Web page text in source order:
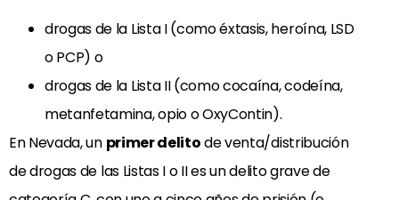
drogas de la Lista I (como éxtasis, heroína, LSD
o PCP) o
drogas de la Lista II (como cocaína, codeína,
metanfetamina, opio o OxyContin).
En Nevada, un primer delitode venta/distribución
de drogas de las Listas I o II es un delito grave de